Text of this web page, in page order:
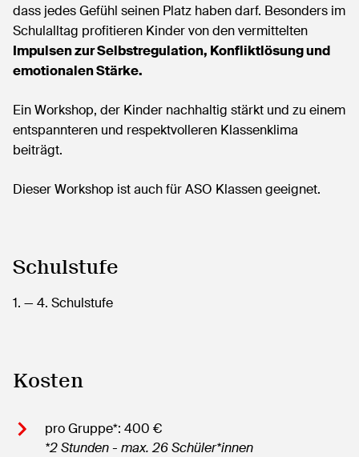
dass jedes Gefühl seinen Platz haben darf. Besonders im
Schulalltag profitieren Kinder von den vermittelten
Impulsen zur Selbstregulation, Konfliktlösung und
emotionalen Stärke.
Ein Workshop, der Kinder nachhaltig stärkt und zu einem
entspannteren und respektvolleren Klassenklima
beiträgt.
Dieser Workshop ist auch für ASO Klassen geeignet.
Schulstufe
1. — 4. Schulstufe
Kosten
pro Gruppe*: 400 €
*2 Stunden - max. 26 Schüler*innen